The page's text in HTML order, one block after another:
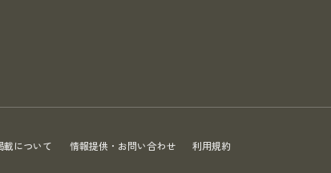
載について 情報提供・お問い合わせ 利用規約